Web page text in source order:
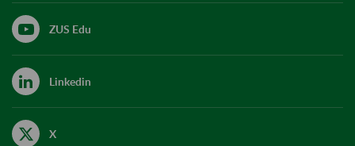
ZUS Edu
Linkedin
X